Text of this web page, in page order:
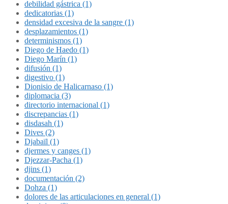
debilidad gástrica (1)
dedicatorias (1)
densidad excesiva de la sangre (1)
desplazamientos (1)
determinismos (1)
Diego de Haedo (1)
Diego Marín (1)
difusión (1)
digestivo (1)
Dionisio de Halicarnaso (1)
diplomacia (3)
directorio internacional (1)
discrepancias (1)
disdasah (1)
Dives (2)
Djabaïl (1)
djermes y canges (1)
Djezzar-Pacha (1)
djins (1)
documentación (2)
Dohza (1)
dolores de las articulaciones en general (1)